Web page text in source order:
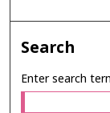
Search
Enter search